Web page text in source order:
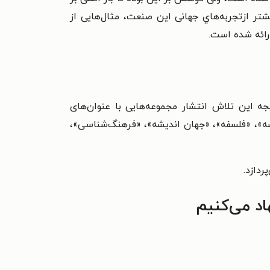
ازتجربه‌هاي جهانی اين صنعت، مثال‌هايی از
شده است.
این تلاش انتشار مجموعه‌هایی با عنوان‌های
«فلسفه»، «جهان اندیشه»، «فرهنگ‌شناسی»،
می‌کنیم